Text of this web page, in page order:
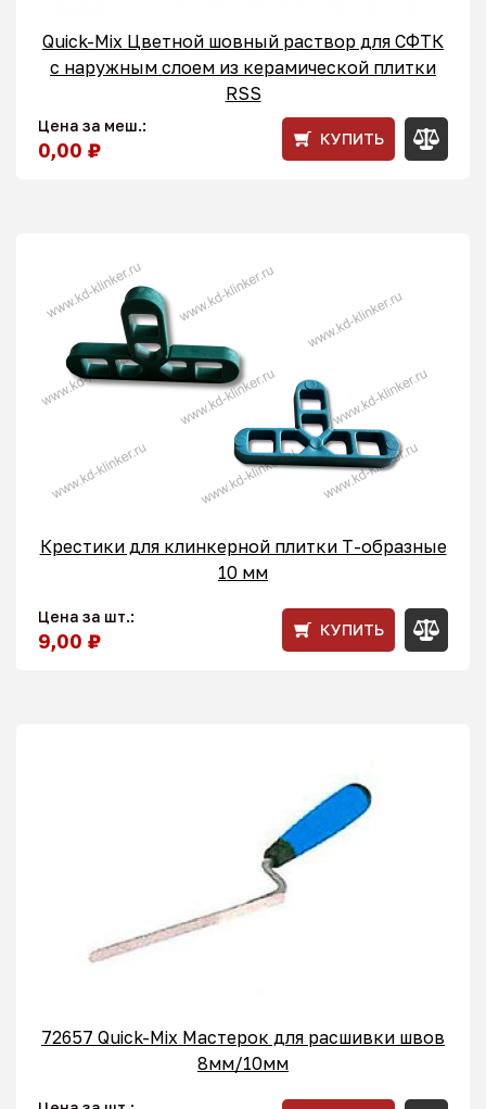
Quick-Mix Цветной шовный раствор для СФТК
с наружным слоем из керамической плитки
RSS
Цена за меш.:
0,00 ₽ КУПИТЬ
Крестики для клинкерной плитки T-образные
10 мм
Цена за шт.:
9,00 ₽ КУПИТЬ
72657 Quick-Mix Мастерок для расшивки швов
8мм/10мм